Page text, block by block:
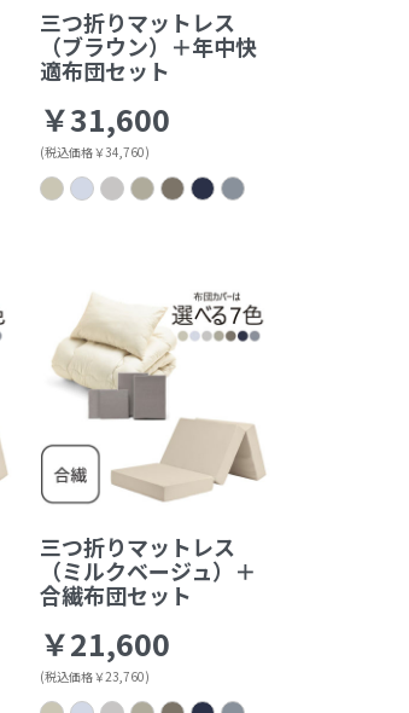
三つ折りマットレス
（ブラウン）＋年中快
適布団セット
￥31,600
(税込価格￥34,760)
三つ折りマットレス
（ミルクベージュ）＋
合繊布団セット
￥21,600
(税込価格￥23,760)